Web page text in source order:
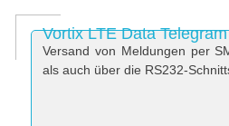
Vortix LTE Data
Versand von Meldungen per
als auch über die RS232-